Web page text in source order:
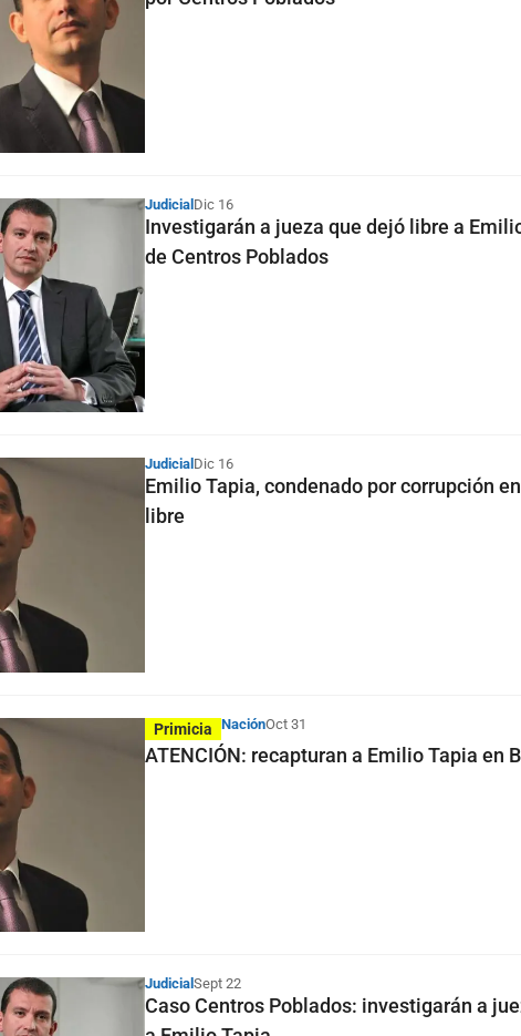
Judicial Dic 16
Investigarán a jueza que dejó libre a
de Centros Poblados
Judicial Dic 16
Emilio Tapia, condenado por corrupción
libre
Primicia NaciónOct 31
ATENCIÓN: recapturan a Emilio Tapia en
Judicial Sept 22
Caso Centros Poblados: investigarán a